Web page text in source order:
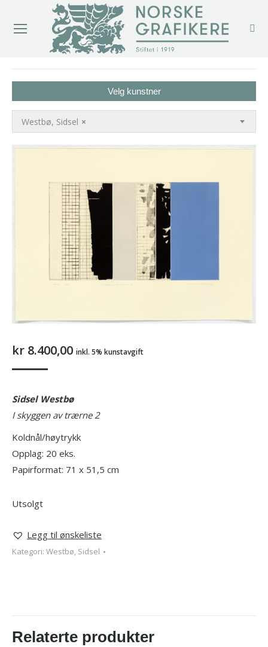
Velg kunstner
×
Westbø, Sidsel
kr 8.400,00 inkl. 5% kunstavgift
Sidsel Westbø
I skyggen av trærne 2
Koldnål/høytrykk
Opplag: 20 eks.
Papirformat: 71 x 51,5 cm
Utsolgt
Legg til ønskeliste
Kategori: Westbø, Sidsel
Relaterte produkter